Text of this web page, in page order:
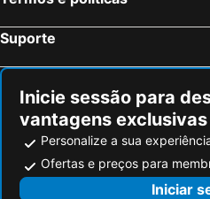
Suporte
Inicie sessão para
vantagens
Personalize a sua
Ofertas e preços para
Iniciar